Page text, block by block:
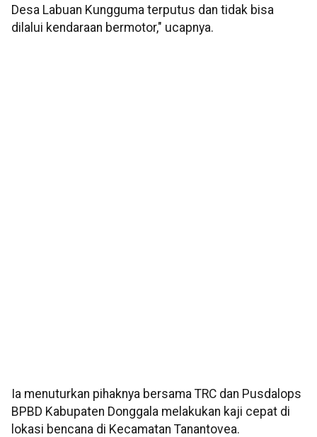
Desa Labuan Kungguma terputus dan tidak bisa
dilalui kendaraan bermotor," ucapnya.
Ia menuturkan pihaknya bersama TRC dan Pusdalops
BPBD Kabupaten Donggala melakukan kaji cepat di
lokasi bencana di Kecamatan Tanantovea.